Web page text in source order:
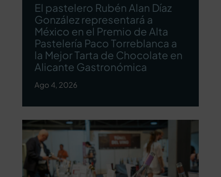
El pastelero Rubén Alan Díaz
González representará a
México en el Premio de Alta
Pastelería Paco Torreblanca a
la Mejor Tarta de Chocolate en
Alicante Gastronómica
Ago 4, 2026